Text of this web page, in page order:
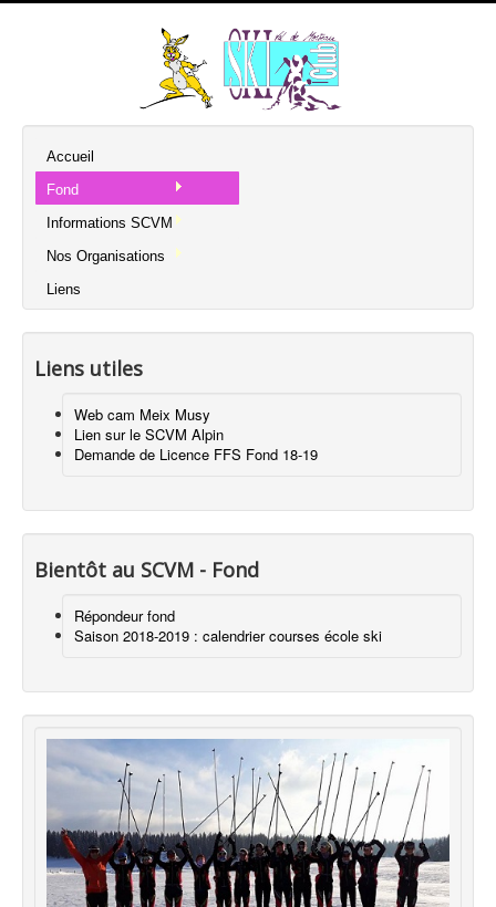
Accueil
Fond
Informations SCVM
Nos Organisations
Liens
Liens utiles
Web cam Meix Musy
Lien sur le SCVM Alpin
Demande de Licence FFS Fond 18-19
Bientôt au SCVM - Fond
Répondeur fond
Saison 2018-2019 : calendrier courses école ski